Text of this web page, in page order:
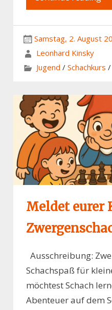
Samstag, 2. August
Leonhard Kinsky
Jugend / Schachkurs /
Meldet eurer
Ausschreibung:
Schachspaß für
möchtest Schach
Abenteuer auf dem